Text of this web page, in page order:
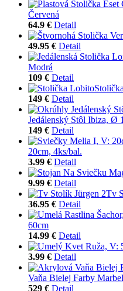
Červená
64.9 € Detail
49.95 € Detail
Modrá
109 € Detail
149 € Detail
Jedálenský Stôl Ibiza, Ø
149 € Detail
20cm, 4ks/bal.
3.99 € Detail
9.99 € Detail
Tv
36.95 € Detail
60cm
14.99 € Detail
3.99 € Detail
Vaňa Bielej Farby
529 € Detail